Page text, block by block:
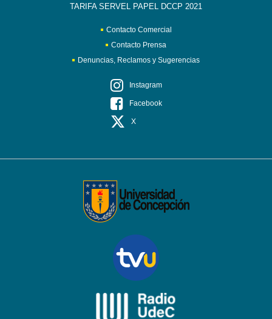
TARIFA SERVEL PAPEL DCCP 2021
Contacto Comercial
Contacto Prensa
Denuncias, Reclamos y Sugerencias
Instagram
Facebook
X